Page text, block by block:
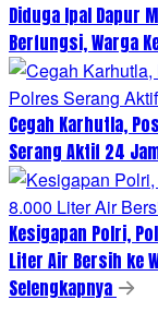
Diduga Ipal Dapur
Berfungsi, Warga
Cegah Karhutla,
Serang Aktif 24
Kesigapan Polri,
Liter Air Bersih ke
Selengkapnya